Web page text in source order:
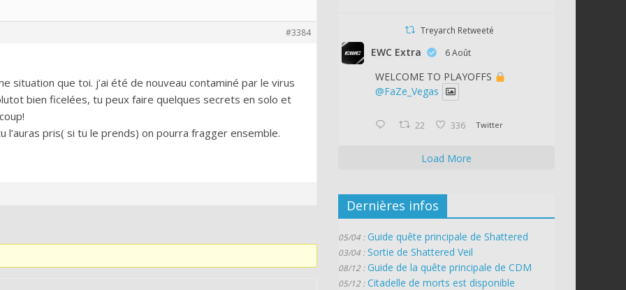
#3384
situation que toi. j’ai été de nouveau contaminé par le virus
bien ficelées, tu peux faire quelques secrets en solo et
l’auras pris( si tu le prends) on pourra fragger ensemble.
Treyarch Retweeté
EWC Extra 6 Août
WELCOME TO PLAYOFFS
@FaZe_Vegas
22 336 Twitter
Load More
Dernières infos
05/04 : Guide quête principale de Shattered
03/04 : Sortie de Shattered Veil
08/12 : Guide de la quête principale de CDM
05/12 : Citadelle de morts est disponible